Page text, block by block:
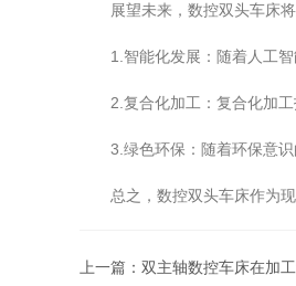
展望未来，数控双头车床将
1.智能化发展：随着人工智
2.复合化加工：复合化加工
3.绿色环保：随着环保意识
总之，数控双头车床作为现
上一篇： 双主轴数控车床在加